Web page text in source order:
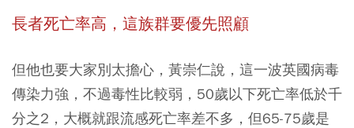
長者死亡率高，這族群要優先照顧
但他也要大家別太擔心，黃崇仁說，這一波英國病毒
傳染力強，不過毒性比較弱，50歲以下死亡率低於千
分之2，大概就跟流感死亡率差不多，但65-75歲是